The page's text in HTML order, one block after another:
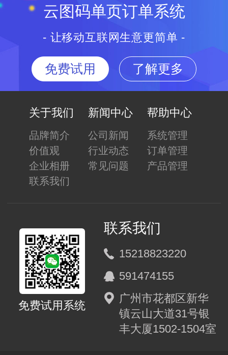
云图码单页订单系统
- 让移动互联网生意更简单 -
免费试用 了解更多
关于我们
品牌简介
价值观
企业相册
联系我们
新闻中心
公司新闻
行业动态
常见问题
帮助中心
系统管理
订单管理
产品管理
免费试用系统
联系我们
15218823220
591474155
广州市花都区新华
镇云山大道31号银
丰大厦1502-1504室